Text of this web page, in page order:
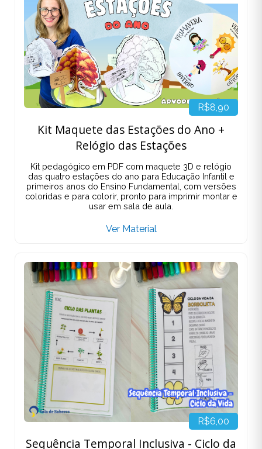
R$8,90
Kit Maquete das Estações do Ano +
Relógio das Estações
Kit pedagógico em PDF com maquete 3D e relógio
das quatro estações do ano para Educação Infantil e
primeiros anos do Ensino Fundamental, com versões
coloridas e para colorir, pronto para imprimir montar e
usar em sala de aula.
Ver Material
R$6,00
Sequência Temporal Inclusiva - Ciclo da